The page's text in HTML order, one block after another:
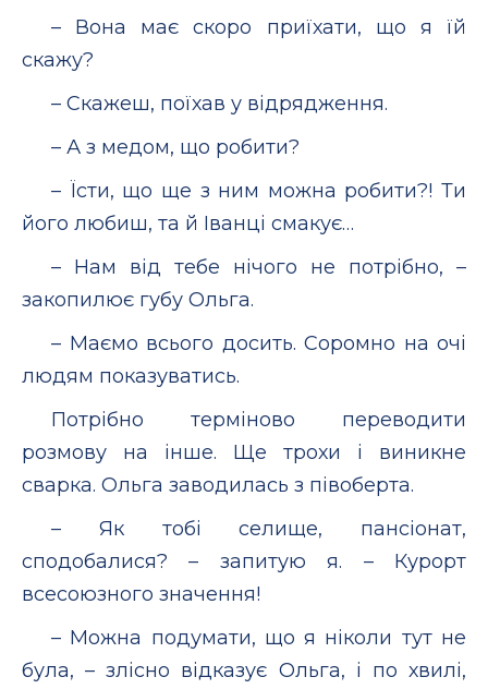
– Вона має скоро приїхати, що я їй
скажу?
– Скажеш, поїхав у відрядження.
– А з медом, що робити?
– Їсти, що ще з ним можна робити?! Ти
його любиш, та й Іванці смакує…
– Нам від тебе нічого не потрібно, –
закопилює губу Ольга.
– Маємо всього досить. Соромно на очі
людям показуватись.
Потрібно терміново переводити
розмову на інше. Ще трохи і виникне
сварка. Ольга заводилась з півоберта.
– Як тобі селище, пансіонат,
сподобалися? – запитую я. – Курорт
всесоюзного значення!
– Можна подумати, що я ніколи тут не
була, – злісно відказує Ольга, і по хвилі,